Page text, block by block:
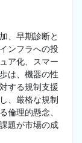
、早期診断と
ンフラへの投
ア化、スマー
は、機器の性
する規制支援
、厳格な規制
倫理的懸念、
題が市場の成